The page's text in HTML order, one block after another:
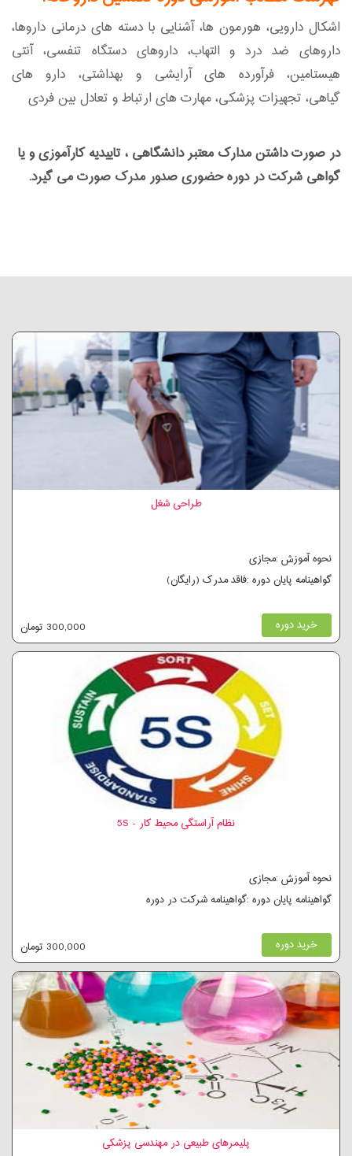
اشکال دارویی، هورمون ها، آشنایی با دسته های درمانی داروها،
داروهای ضد درد و التهاب، داروهای دستگاه تنفسی، آنتی
هیستامین، فرآورده های آرایشی و بهداشتی، دارو های
گیاهی، تجهیزات پزشکی، مهارت های ارتباط و تعادل بین فردی
در صورت داشتن مدارک معتبر دانشگاهی ، تاییدیه کارآموزی و یا
گواهی شرکت در دوره حضوری صدور مدرک صورت می گیرد.
طراحی شغل
نحوه آموزش :مجازی
گواهینامه پایان دوره :فاقد مدرک (رایگان)
خرید دوره 300,000 تومان
نظام آراستگی محیط کار - 5S
نحوه آموزش :مجازی
گواهینامه پایان دوره :گواهینامه شرکت در دوره
خرید دوره 300,000 تومان
پلیمرهای طبیعی در مهندسی پزشکی